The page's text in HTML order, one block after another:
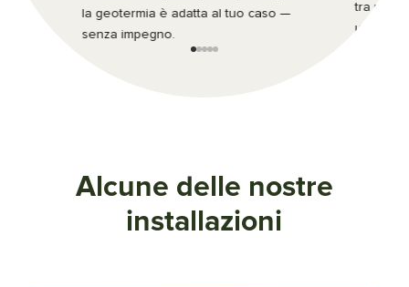
la geotermia è adatta al tuo caso —
senza impegno.
tra un
uno
Alcune delle nostre
installazioni